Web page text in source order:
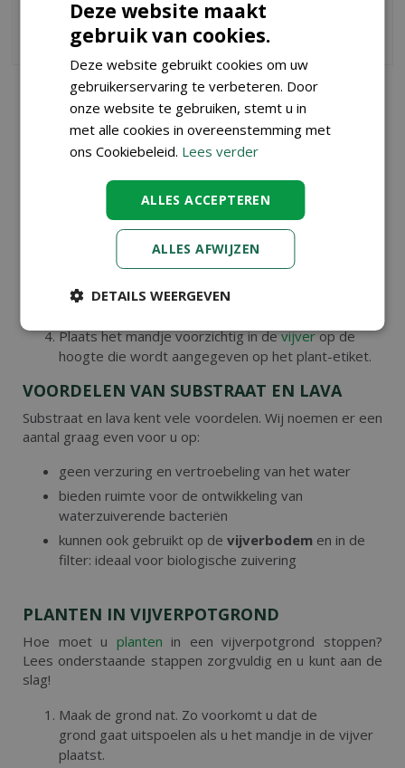
BESTEL
PLANTEN IN SUBSTRAAT OF LAVA
Wij van Tuincenter Vincent geven u graag wat tips en
adviezen hoe u uw platen in de substraat plaatst.
Maak hetplantsubstraatnat. Zo voorkomt u dat
het substraat gaat uitspoelen als u het mandje in
vijverplaatst.
Haal de plant uit de pot waarin deze werd
aangekocht.
Plaats de vijverplant in het plantmandje en vul op
Plaats het mandje voorzichtig in devijverop de
hoogte die wordt aangegeven op het plant-etiket.
VOORDELEN VAN SUBSTRAAT EN LAVA
Substraat en lava kent vele voordelen. Wij noemen er een
aantal graag even voor u op:
geen verzuring en vertroebeling van het water
bieden ruimte voor de ontwikkeling van
waterzuiverende bacteriën
kunnen ook gebruikt op de vijverbodem en in de
filter: ideaal voor biologische zuivering
PLANTEN IN VIJVERPOTGROND
Hoe moet u planten in een vijverpotgrond stoppen?
Lees onderstaande stappen zorgvuldig en u kunt aan de
slag!
​Maak de grond nat. Zo voorkomt u dat de
grond gaat uitspoelen als u het mandje in de vijver
plaatst.
Deze website maakt
gebruik van cookies.
Deze website gebruikt cookies om uw
gebruikerservaring te verbeteren. Door
onze website te gebruiken, stemt u in
met alle cookies in overeenstemming met
ons Cookiebeleid. Lees verder
ALLES ACCEPTEREN
ALLES AFWIJZEN
DETAILS WEERGEVEN